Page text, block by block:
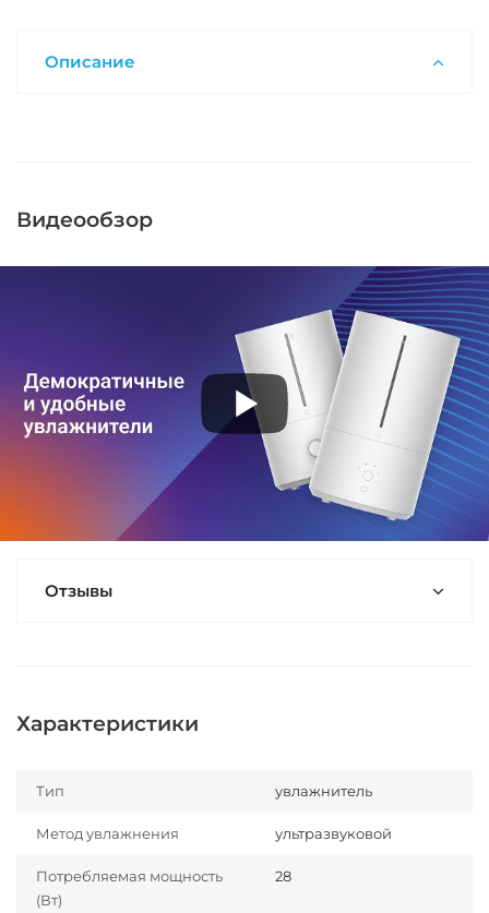
Описание
Видеообзор
Отзывы
Характеристики
Тип увлажнитель
Метод увлажнения ультразвуковой
Потребляемая мощность
(Вт)
28